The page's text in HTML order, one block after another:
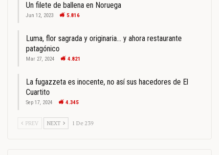
Un filete de ballena en Noruega
Jun 12, 2023 5.816
Luma, flor sagrada y originaria… y ahora restaurante
patagónico
Mar 27, 2024 4.821
La fugazzeta es inocente, no así sus hacedores de El
Cuartito
Sep 17, 2024 4.345
PREV NEXT 1 De 239